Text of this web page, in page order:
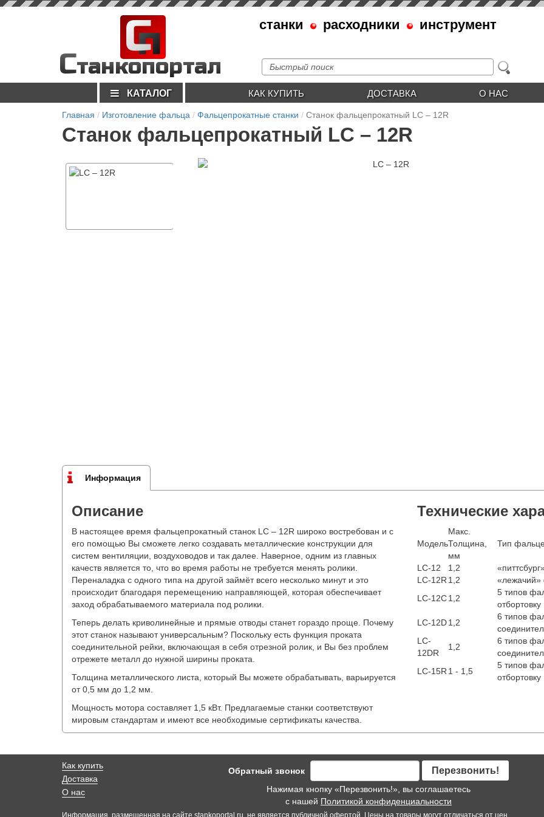
п
С
Станкопортал
станки расходники инструмент
КАТАЛОГ КАК КУПИТЬ ДОСТАВКА О НАС
Главная Изготовление фальца Фальцепрокатные станки Станок фальцепрокатный LC – 12R
Станок фальцепрокатный LC – 12R
Информация
Описание
В настоящее время фальцепрокатный станок LC – 12R широко востребован и с
его помощью Вы сможете легко создавать металлические конструкции для
систем вентиляции, воздуховодов и так далее. Наверное, одним из главных
качеств является то, что во время работы не требуется менять ролики.
Переналадка с одного типа на другой займёт всего несколько минут и это
происходит благодаря перемещению направляющей, которая обеспечивает
заход обрабатываемого материала под ролики.
Теперь делать криволинейные и прямые отводы станет гораздо проще. Почему
этот станок называют универсальным? Поскольку есть функция проката
соединительной рейки, включающая в себя отрезной ролик, и Вы без проблем
отрежете металл до нужной ширины проката.
Толщина металлического листа, который Вы можете обрабатывать, варьируется
от 0,5 мм до 1,2 мм.
Мощность мотора составляет 1,5 кВт. Предлагаемые станки соответствуют
мировым стандартам и имеют все необходимые сертификаты качества.
Технические
Модель
Макс.
Толщина,
мм
Тип
LC-12 1,2
LC-12R 1,2
«лежачий»
LC-12C1,2
5 типов
отбортовку
LC-12D1,2
6 типов
LC-
12DR
1,2
6 типов
LС-15R 1 - 1,5
5 типов
отбортовку
Как купить
Доставка
О нас
Обратный звонок Перезвонить!
Нажимая кнопку «Перезвонить!», вы соглашаетесь
с нашей Политикой конфиденциальности
Информация, размещенная на сайте stankoportal.ru, не является публичной офертой. Цены на товары могут отличаться от цен,